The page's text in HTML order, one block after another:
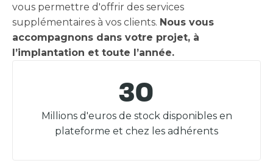
vous permettre d'offrir des services
supplémentaires à vos clients. Nous vous
accompagnons dans votre projet, à
l’implantation et toute l’année.
30
Millions d'euros de stock disponibles en
plateforme et chez les adhérents